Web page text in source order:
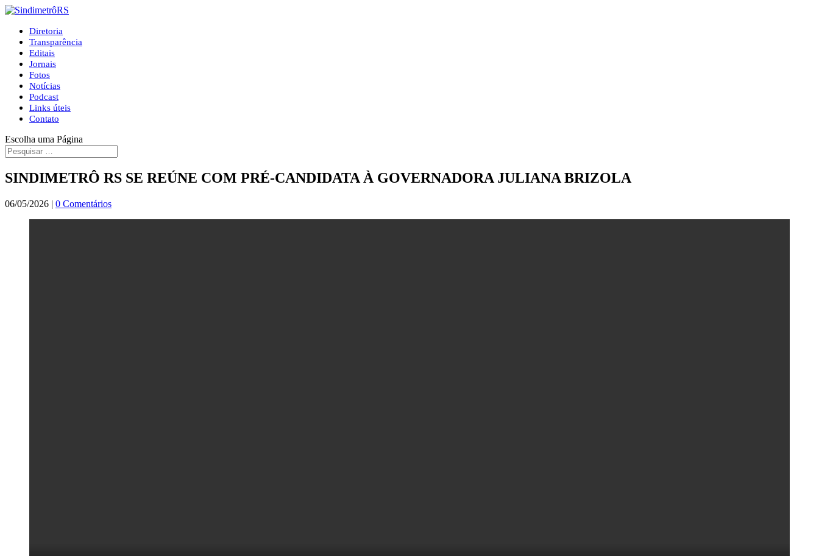
Diretoria
Transparência
Editais
Jornais
Fotos
Notícias
Podcast
Links úteis
Contato
Escolha uma Página
SINDIMETRÔ RS SE REÚNE COM PRÉ-CANDIDATA À GOVERNADORA JULIANA BRIZOLA
06/05/2026 | 0 Comentários